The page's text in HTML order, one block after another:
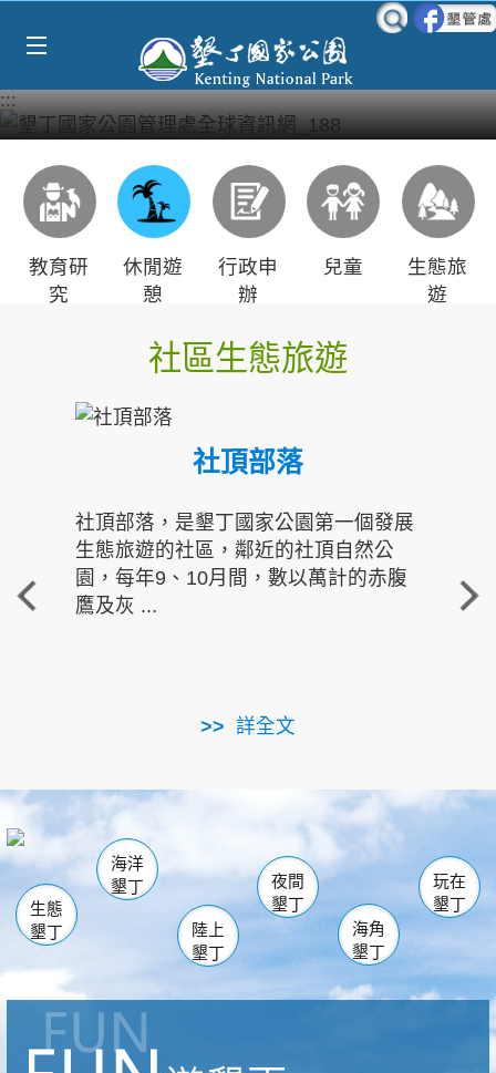
:::
教育研
究
休閒遊
憩
行政申
辦
兒童
生態旅
遊
社區生態旅遊
社頂部落
社頂部落，是墾丁國家公園第一個發展
生態旅遊的社區，鄰近的社頂自然公
園，每年9、10月間，數以萬計的赤腹
鷹及灰 ...
詳全文
重
走進
南仁湖
海生館
恆春 佳樂水
龍鑾潭自然中心 森林遊樂區
瓊麻館
關山 墾管處遊客中心
社頂公園 風吹沙
船帆石
白砂 龍磐公園
香蕉灣
砂島
鵝鑾鼻
生態
墾丁
海洋
墾丁
陸上
墾丁
夜間
墾丁
海角
墾丁
玩在
墾丁